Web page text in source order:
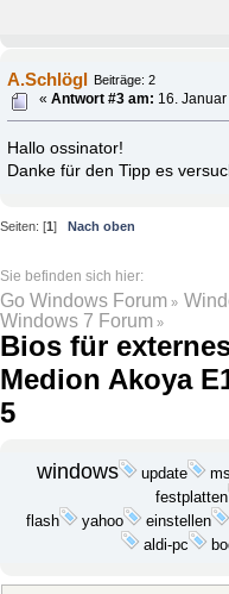
A.Schlögl Beiträge: 2
«Antwort #3 am: 16.
Hallo ossinator!
Danke für den Tipp es
Seiten: [1] Nach oben
Go Windows Forum »
Windows 7 Forum »
Bios für
Medion Akoya
5
windows update
festplatten
flash yahoo einstellen
aldi-pc